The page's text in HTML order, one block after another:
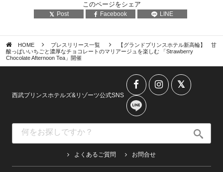
このページをシェア
Post Facebook LINE
HOME プレスリリース一覧
【グランドプリンスホテル新高輪】 甘
酸っぱいいちごと濃厚なチョコレートのマリアージュを楽しむ 「Strawberry
Chocolate Afternoon Tea」開催
西武プリンスホテルズ&リゾーツ公式SNS
よくあるご質問 お問合せ